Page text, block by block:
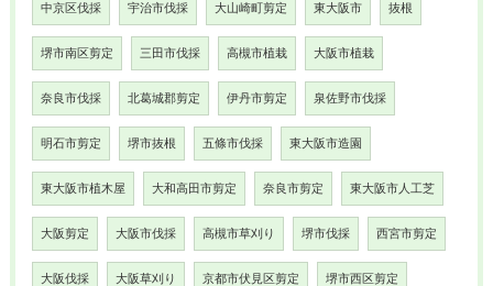
中京区伐採 宇治市伐採 大山崎町剪定 東大阪市 抜根
堺市南区剪定 三田市伐採 高槻市植栽 大阪市植栽
奈良市伐採 北葛城郡剪定 伊丹市剪定 泉佐野市伐採
明石市剪定 堺市抜根 五條市伐採 東大阪市造園
東大阪市植木屋 大和高田市剪定 奈良市剪定 東大阪市人工芝
大阪剪定 大阪市伐採 高槻市草刈り 堺市伐採 西宮市剪定
大阪伐採 大阪草刈り 京都市伏見区剪定 堺市西区剪定